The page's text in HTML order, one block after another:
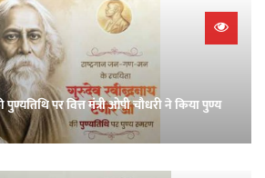
मंत्री ओपी चौधरी ने किया पुण्य